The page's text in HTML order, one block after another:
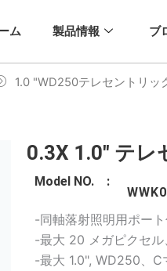
ム 製品情報 ブ
1.0 "WD250テレセントリッ
0.3X 1.0" テレ
Model NO. :
-同軸落射照明用ポー
-最大 20 メガピクセ
-最大 1.0", WD250、C